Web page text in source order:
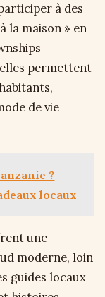
à des
la maison » en
permettent
de vie
?
locaux
une
moderne, loin
guides locaux